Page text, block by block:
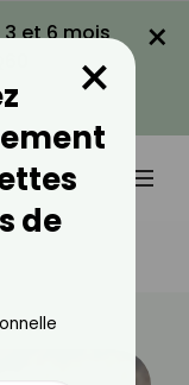
3 et 6 mois
×
de
×